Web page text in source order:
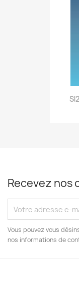
Recevez nos
Vous pouvez vous
nos informations de